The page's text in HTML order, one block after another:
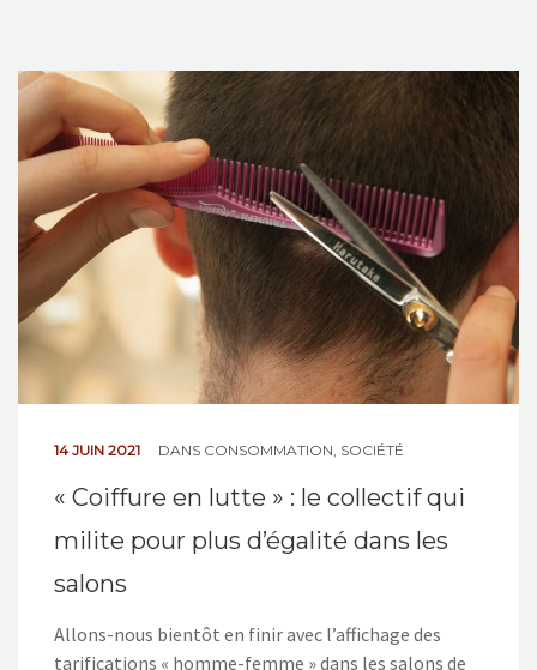
14 JUIN 2021 DANS CONSOMMATION, SOCIÉTÉ
« Coiffure en lutte » : le collectif qui
milite pour plus d’égalité dans les
salons
Allons-nous bientôt en finir avec l’affichage des
tarifications « homme-femme » dans les salons de